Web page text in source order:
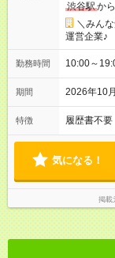
渋谷駅か
＼みん
運営企業♪
勤務時間 10:00～
期間 2026年10
特徴 履歴書不要
気になる！
掲載